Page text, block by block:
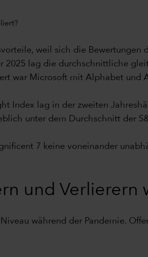
weil sich die Bewertungen
2025 lag die durchschnittliche
war Microsoft mit Alphabet und
Index lag in der zweiten
unter dem Durchschnitt der
7 keine voneinander
und Verlierern
während der Pandemie.